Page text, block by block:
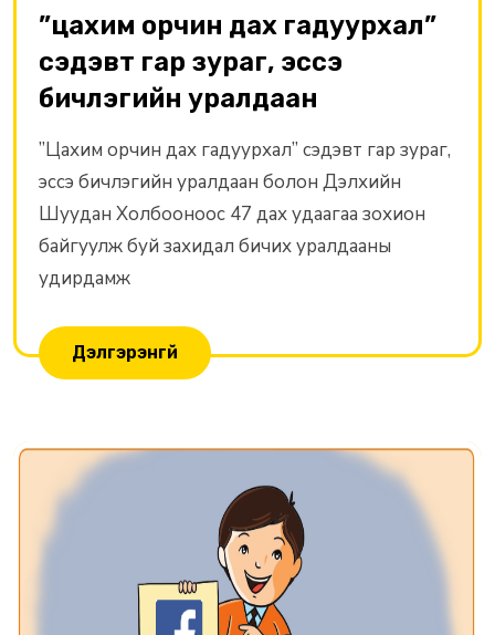
”цахим орчин дах гадуурхал”
сэдэвт гар зураг, эссэ
бичлэгийн уралдаан
”Цахим орчин дах гадуурхал” сэдэвт гар зураг,
эссэ бичлэгийн уралдаан болон Дэлхийн
Шуудан Холбооноос 47 дах удаагаа зохион
байгуулж буй захидал бичих уралдааны
удирдамж
Дэлгэрэнгүй